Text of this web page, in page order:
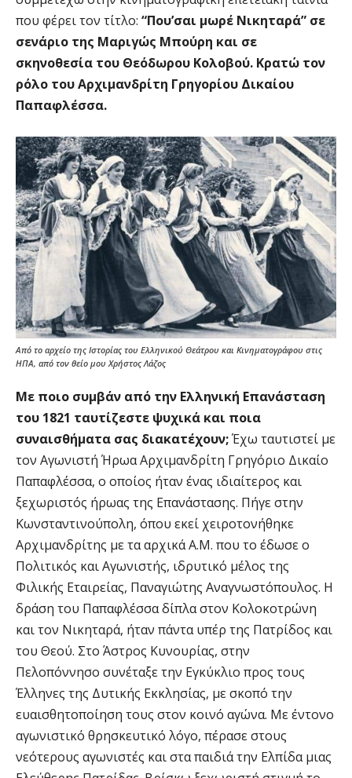
που φέρει τον τίτλο: “Που’σαι μωρέ Νικηταρά” σε
σενάριο της Μαριγώς Μπούρη και σε
σκηνοθεσία του Θεόδωρου Κολοβού. Κρατώ τον
ρόλο του Αρχιμανδρίτη Γρηγορίου Δικαίου
Παπαφλέσσα.
Από το αρχείο της Ιστορίας του Ελληνικού Θεάτρου και Κινηματογράφου στις
ΗΠΑ, από τον θείο μου Χρήστος Λάζος
Με ποιο συμβάν από την Ελληνική Επανάσταση
του 1821 ταυτίζεστε ψυχικά και ποια
συναισθήματα σας διακατέχουν;Έχω ταυτιστεί με
τον Αγωνιστή Ήρωα Αρχιμανδρίτη Γρηγόριο Δικαίο
Παπαφλέσσα, ο οποίος ήταν ένας ιδιαίτερος και
ξεχωριστός ήρωας της Επανάστασης. Πήγε στην
Κωνσταντινούπολη, όπου εκεί χειροτονήθηκε
Αρχιμανδρίτης με τα αρχικά Α.Μ. που το έδωσε ο
Πολιτικός και Αγωνιστής, ιδρυτικό μέλος της
Φιλικής Εταιρείας, Παναγιώτης Αναγνωστόπουλος. Η
δράση του Παπαφλέσσα δίπλα στον Κολοκοτρώνη
και τον Νικηταρά, ήταν πάντα υπέρ της Πατρίδος και
του Θεού. Στο Άστρος Κυνουρίας, στην
Πελοπόννησο συνέταξε την Εγκύκλιο προς τους
Έλληνες της Δυτικής Εκκλησίας, με σκοπό την
ευαισθητοποίηση τους στον κοινό αγώνα. Με έντονο
αγωνιστικό θρησκευτικό λόγο, πέρασε στους
νεότερους αγωνιστές και στα παιδιά την Ελπίδα μιας